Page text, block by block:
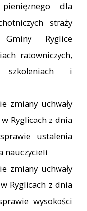
dla
straży
Ryglice
ratowniczych,
szkoleniach i
zmiany uchwały
Ryglicach z dnia
ustalenia
nauczycieli
zmiany uchwały
Ryglicach z dnia
wysokości